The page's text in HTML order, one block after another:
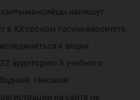
напишут
в Югорском госуниверситете.
к акции
аудиторию 3 учебного
Никакой
на сайте не